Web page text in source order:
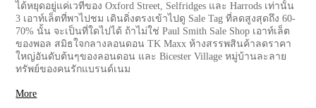
ได้หยุดอยู่แค่เวทีของ Oxford Street, Selfridges และ Harrods เท่านั้น
3 เอาท์เล็ตที่พาไปชม เดินดิ่งตรงเข้าไปดู Sale Tag ที่ลดสูงสุดถึง 60-
70% นั้น จะเป็นที่ใดไปได้ ถ้าไม่ใช่ Paul Smith Sale Shop เอาท์เล็ต
ของพอล สมิธใจกลางลอนดอน TK Maxx ห้างสรรพสินค้าลดราคา
ใหญ่อันดับต้นๆของลอนดอน และ Bicester Village หมู่บ้านละลาย
ทรัพย์ของคนรักแบรนด์เนม
More